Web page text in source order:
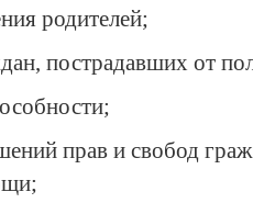
родителей;
пострадавших от
прав и свобод